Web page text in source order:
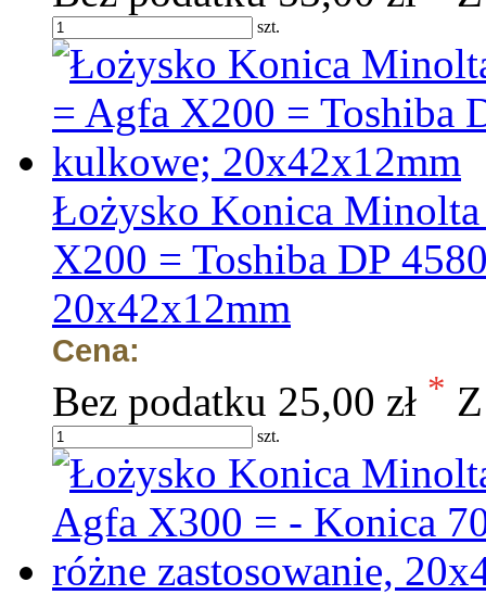
szt.
Łożysko Konica
X200 = Toshiba DP
20x42x12mm
Cena:
Bez podatku 25,00 zł *
szt.